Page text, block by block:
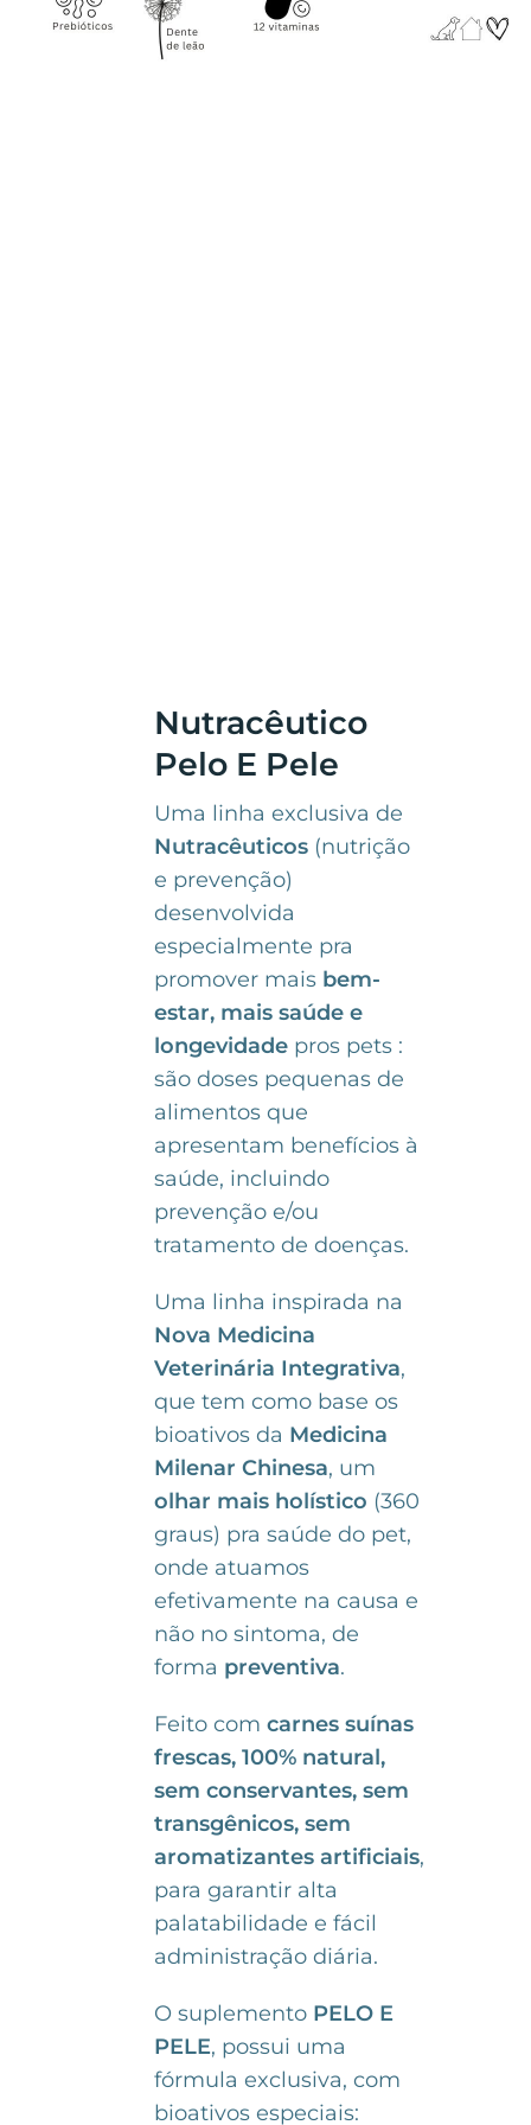
Nutracêutico
Pelo E Pele
Uma linha exclusiva de
Nutracêuticos(nutrição
e prevenção)
desenvolvida
especialmente pra
promover mais bem-
estar, mais saúde e
longevidadepros pets :
são doses pequenas de
alimentos que
apresentam benefícios à
saúde, incluindo
prevenção e/ou
tratamento de doenças.
Uma linha inspirada na
Nova Medicina
Veterinária Integrativa,
que tem como base os
bioativos da Medicina
Milenar Chinesa, um
olhar mais holístico (360
graus) pra saúde do pet,
onde atuamos
efetivamente na causa e
não no sintoma, de
forma preventiva.
Feito com carnes suínas
frescas, 100% natural,
sem conservantes, sem
transgênicos, sem
aromatizantes artificiais,
para garantir alta
palatabilidade e fácil
administração diária.
O suplemento PELO E
PELE, possui uma
fórmula exclusiva, com
bioativos especiais: